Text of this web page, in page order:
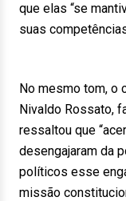
que elas “se
suas
No mesmo tom, o
Nivaldo Rossato,
ressaltou que
desengajaram da
políticos esse
missão